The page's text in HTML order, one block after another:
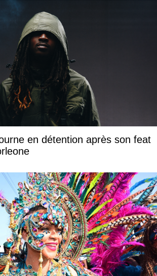
en détention après son feat